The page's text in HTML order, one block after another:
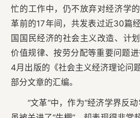
忙的工作中，仍不放弃对经济学
革前的17年间，共发表过近30篇
国国民经济的社会主义改造、计
价值规律、按劳分配等重要问题
4月出版的《社会主义经济理论问
部分文章的汇编。
“文革”中，作为“经济学界反